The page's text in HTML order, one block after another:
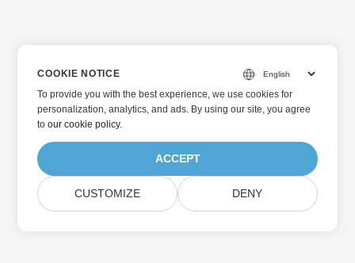
COOKIE NOTICE
To provide you with the best experience, we use cookies for
personalization, analytics, and ads. By using our site, you agree
toour cookie policy.
ACCEPT
CUSTOMIZE DENY